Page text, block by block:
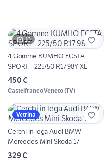
10
4 Gomme KUMHO ECSTA
SPORT - 225/50 R17 98Y XL
450 €
Castelfranco Veneto(TV)
Vetrina
Cerchi in lega Audi BMW
Mercedes Mini Skoda 17
329 €